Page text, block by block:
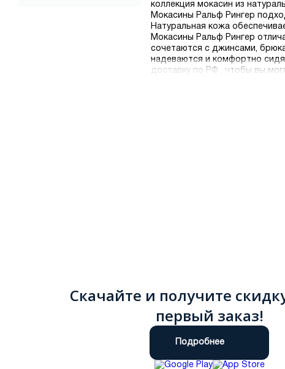
коллекция мокасин из
Мокасины Ральф Рингер
Натуральная кожа
Мокасины Ральф Рингер
сочетаются с джинсами,
надеваются и комфортно
доставку по РФ , чтобы вы
Скачайте и получите
первый заказ!
Подробнее